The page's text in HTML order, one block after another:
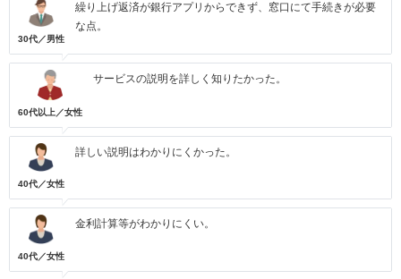
30代／男性
繰り上げ返済が銀行アプリからできず、窓口にて手続きが必要
な点。
60代以上／女性
サービスの説明を詳しく知りたかった。
40代／女性
詳しい説明はわかりにくかった。
40代／女性
金利計算等がわかりにくい。